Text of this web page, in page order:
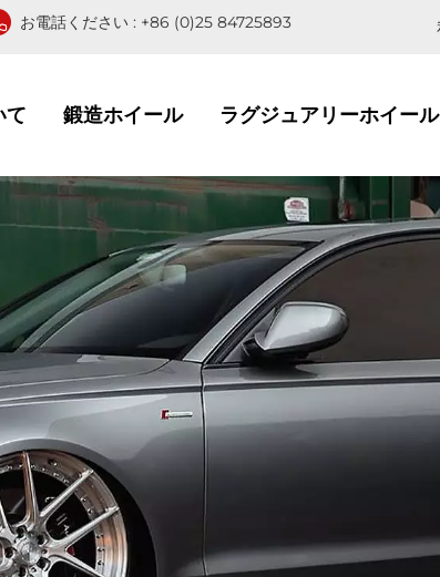
お電話ください : +86 (0)25 84725893
て 鍛造ホイール ラグジュアリーホイール